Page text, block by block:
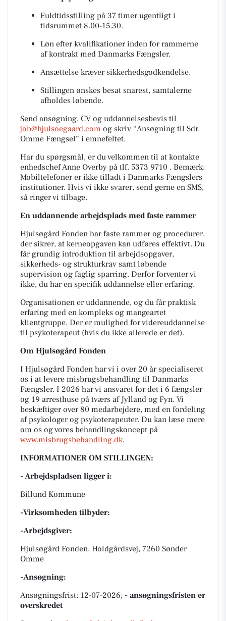
Fuldtidsstilling på 37 timer ugentligt i
tidsrummet 8.00-15.30.
Løn efter kvalifikationer inden for rammerne
af kontrakt med Danmarks Fængsler.
Ansættelse kræver sikkerhedsgodkendelse.
Stillingen ønskes besat snarest, samtalerne
afholdes løbende.
Send ansøgning, CV og uddannelsesbevis til
job@hjulsoegaard.com og skriv “Ansøgning til Sdr.
Omme Fængsel” i emnefeltet.
Har du spørgsmål, er du velkommen til at kontakte
enhedschef Anne Overby på tlf. 5373 9710 . Bemærk:
Mobiltelefoner er ikke tilladt i Danmarks Fængslers
institutioner. Hvis vi ikke svarer, send gerne en SMS,
så ringer vi tilbage.
En uddannende arbejdsplads med faste rammer
Hjulsøgård Fonden har faste rammer og procedurer,
der sikrer, at kerneopgaven kan udføres effektivt. Du
får grundig introduktion til arbejdsopgaver,
sikkerheds- og strukturkrav samt løbende
supervision og faglig sparring. Derfor forventer vi
ikke, du har en specifik uddannelse eller erfaring.
Organisationen er uddannende, og du får praktisk
erfaring med en kompleks og mangeartet
klientgruppe. Der er mulighed for videreuddannelse
til psykoterapeut (hvis du ikke allerede er det).
Om Hjulsøgård Fonden
I Hjulsøgård Fonden har vi i over 20 år specialiseret
os i at levere misbrugsbehandling til Danmarks
Fængsler. I 2026 har vi ansvaret for det i 6 fængsler
og 19 arresthuse på tværs af Jylland og Fyn. Vi
beskæftiger over 80 medarbejdere, med en fordeling
af psykologer og psykoterapeuter. Du kan læse mere
om os og vores behandlingskoncept på
www.misbrugsbehandling.dk.
INFORMATIONER OM STILLINGEN:
- Arbejdspladsen ligger i:
Billund Kommune
-Virksomheden tilbyder:
-Arbejdsgiver:
Hjulsøgård Fonden, Holdgårdsvej, 7260 Sønder
Omme
-Ansøgning:
Ansøgningsfrist: 12-07-2026; - ansøgningsfristen er
overskredet